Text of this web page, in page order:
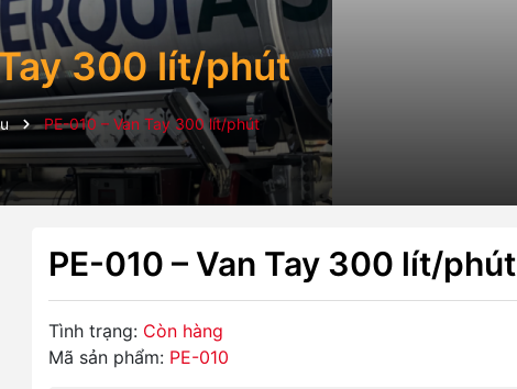
300 lít/phút
PE-010 – Van Tay 300 lít/phút
PE-010 – Van Tay 300 lít/phút
Tình trạng: Còn hàng
Mã sản phẩm: PE-010